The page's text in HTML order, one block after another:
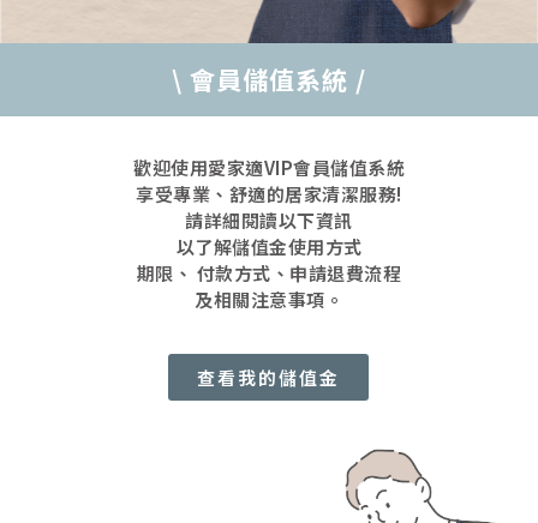
\ 會員儲值系統 /
歡迎使用愛家適VIP會員儲值系統
享受專業、舒適的居家清潔服務!
請詳細閱讀以下資訊
以了解儲值金使用方式
期限、 付款方式、申請退費流程
及相關注意事項。
查看我的儲值金